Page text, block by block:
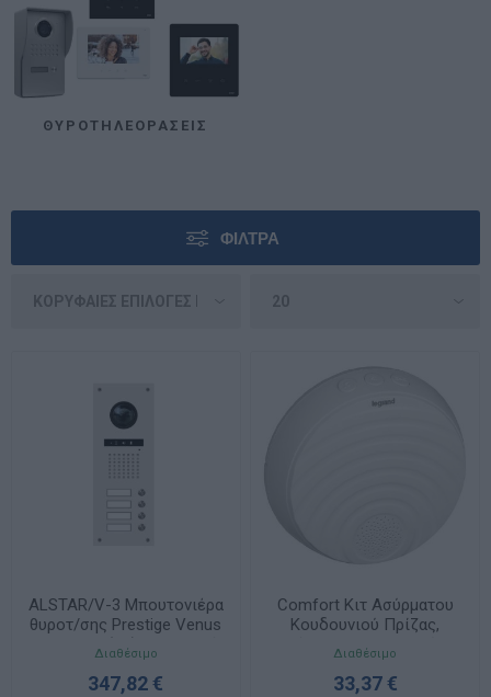
ΘΥΡΟΤΗΛΕΟΡΆΣΕΙΣ
ΦΊΛΤΡΑ
ALSTAR/V-3 Μπουτονιέρα
θυροτ/σης Prestige Venus
Video Αλ. (2Κ) Σαμπανιζέ
Διαθέσιμο
347,82 €
Comfort Κιτ Ασύρματου
Κουδουνιού Πρίζας,
Εμβέλεια 100m, Λευκό, 15
Μελωδίες 094254
Διαθέσιμο
33,37 €